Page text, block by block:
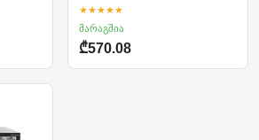
★★★★★
მარაგშია
₾570.08